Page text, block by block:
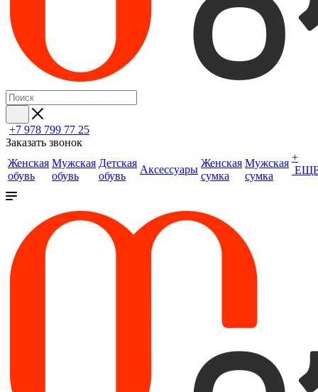
+7 978 799 77 25
Заказать звонок
Женская
обувь
Мужская
обувь
Детская
обувь
Аксессуары
Женская
сумка
Мужская
сумка
+